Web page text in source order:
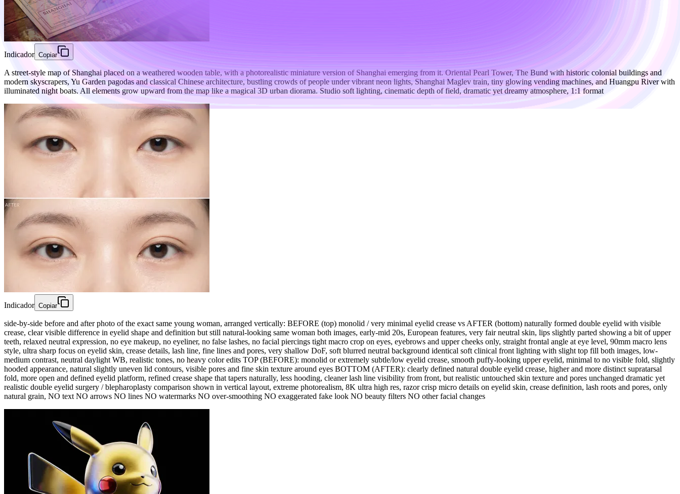
Indicador Copiar
A street-style map of Shanghai placed on a weathered wooden table, with a photorealistic miniature version of Shanghai emerging from it. Oriental Pearl Tower, The Bund with historic colonial buildings and
modern skyscrapers, Yu Garden pagodas and classical Chinese architecture, bustling crowds of people under vibrant neon lights, Shanghai Maglev train, tiny glowing vending machines, and Huangpu River with
illuminated night boats. All elements grow upward from the map like a magical 3D urban diorama. Studio soft lighting, cinematic depth of field, dramatic yet dreamy atmosphere, 1:1 format
Indicador Copiar
side-by-side before and after photo of the exact same young woman, arranged vertically: BEFORE (top) monolid / very minimal eyelid crease vs AFTER (bottom) naturally formed double eyelid with visible
crease, clear visible difference in eyelid shape and definition but still natural-looking same woman both images, early-mid 20s, European features, very fair neutral skin, lips slightly parted showing a bit of upper
teeth, relaxed neutral expression, no eye makeup, no eyeliner, no false lashes, no facial piercings tight macro crop on eyes, eyebrows and upper cheeks only, straight frontal angle at eye level, 90mm macro lens
style, ultra sharp focus on eyelid skin, crease details, lash line, fine lines and pores, very shallow DoF, soft blurred neutral background identical soft clinical front lighting with slight top fill both images, low-
medium contrast, neutral daylight WB, realistic tones, no heavy color edits TOP (BEFORE): monolid or extremely subtle/low eyelid crease, smooth puffy-looking upper eyelid, minimal to no visible fold, slightly
hooded appearance, natural slightly uneven lid contours, visible pores and fine skin texture around eyes BOTTOM (AFTER): clearly defined natural double eyelid crease, higher and more distinct supratarsal
fold, more open and defined eyelid platform, refined crease shape that tapers naturally, less hooding, cleaner lash line visibility from front, but realistic untouched skin texture and pores unchanged dramatic yet
realistic double eyelid surgery / blepharoplasty comparison shown in vertical layout, extreme photorealism, 8K ultra high res, razor crisp micro details on eyelid skin, crease definition, lash roots and pores, only
natural grain, NO text NO arrows NO lines NO watermarks NO over-smoothing NO exaggerated fake look NO beauty filters NO other facial changes